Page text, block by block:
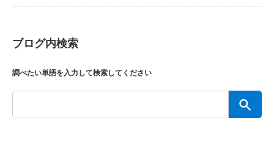
ブログ内検索
調べたい単語を入力して検索してください